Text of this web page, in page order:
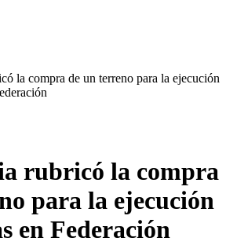
la compra de un terreno para la ejecución
rubricó la compra
para la ejecución
en Federación